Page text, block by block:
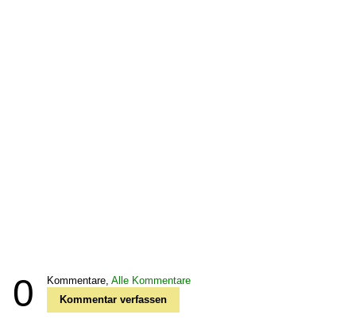
0 Kommentare, Alle Kommentare
Kommentar verfassen